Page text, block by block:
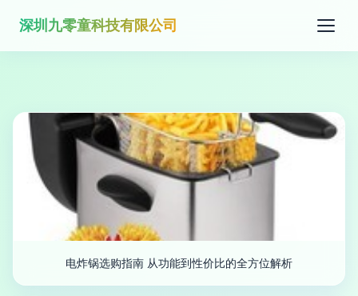
深圳九零童科技有限公司
电炸锅选购指南 从功能到性价比的全方位解析